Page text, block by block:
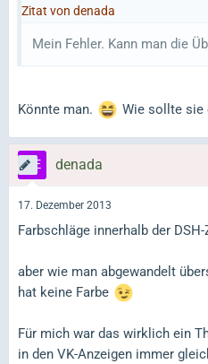
Zitat von denada
Mein Fehler. Kann man die
Könnte man. Wie sollte sie
denada
17. Dezember 2013
Farbschläge innerhalb der
aber wie man abgewandelt
hat keine Farbe
Für mich war das wirklich ein
in den VK-Anzeigen immer